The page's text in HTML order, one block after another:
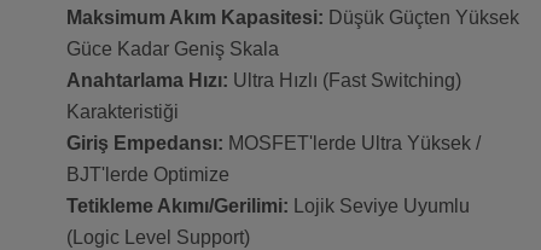
Maksimum Akım Kapasitesi: Düşük Güçten Yüksek
Güce Kadar Geniş Skala
Anahtarlama Hızı: Ultra Hızlı (Fast Switching)
Karakteristiği
Giriş Empedansı: MOSFET'lerde Ultra Yüksek /
BJT'lerde Optimize
Tetikleme Akımı/Gerilimi: Lojik Seviye Uyumlu
(Logic Level Support)